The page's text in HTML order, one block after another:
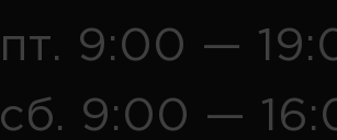
пт. 9:00 —
сб. 9:00 —